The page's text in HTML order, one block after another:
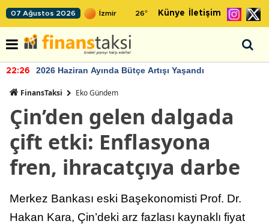
07 Ağustos 2026 26° Künye İletişim
22:26 2026 Haziran Ayında Bütçe Artışı Yaşandı
FinansTaksi Eko Gündem
Çin’den gelen dalgada
çift etki: Enflasyona
fren, ihracatçıya darbe
Merkez Bankası eski Başekonomisti Prof. Dr.
Hakan Kara, Çin’deki arz fazlası kaynaklı fiyat